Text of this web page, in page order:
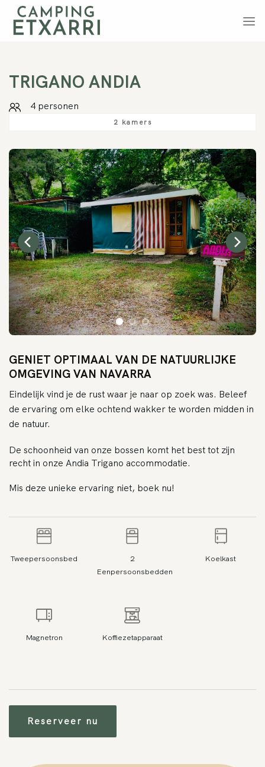
TRIGANO ANDIA
4 personen
2 kamers
GENIET OPTIMAAL VAN DE NATUURLIJKE
OMGEVING VAN NAVARRA
Eindelijk vind je de rust waar je naar op zoek was. Beleef
de ervaring om elke ochtend wakker te worden midden in
de natuur.
De schoonheid van onze bossen komt het best tot zijn
recht in onze Andia Trigano accommodatie.
Mis deze unieke ervaring niet, boek nu!
Tweepersoonsbed
2
Eenpersoonsbedden
Koelkast
Magnetron Koffiezetapparaat
Reserveer nu